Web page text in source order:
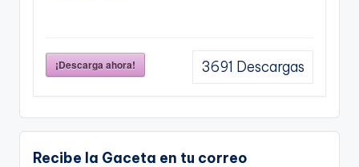
¡Descarga ahora! 3691 Descargas
Recibe la Gaceta en tu correo